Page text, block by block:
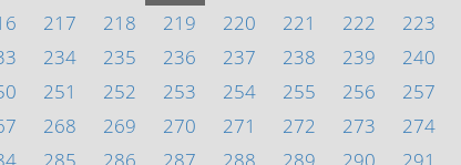
217 218 219 220 221 222 223
234 235 236 237 238 239 240
251 252 253 254 255 256 257
268 269 270 271 272 273 274